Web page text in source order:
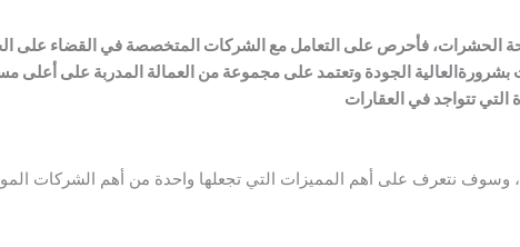
الحشرات، فأحرص على التعامل مع الشركات المتخصصة في القضاء على
بشرورةالعالية الجودة وتعتمد على مجموعة من العمالة المدربة على أعلى
التي تتواجد في العقارات
، وسوف نتعرف على أهم المميزات التي تجعلها واحدة من أهم الشركات